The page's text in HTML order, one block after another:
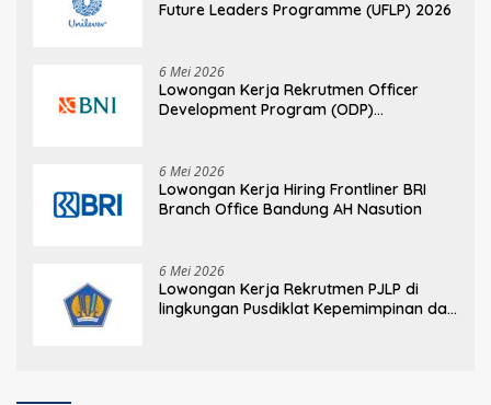
Future Leaders Programme (UFLP) 2026
6 Mei 2026
Lowongan Kerja Rekrutmen Officer
Development Program (ODP)
6 Mei 2026
Lowongan Kerja Hiring Frontliner BRI
Branch Office Bandung AH Nasution
6 Mei 2026
Lowongan Kerja Rekrutmen PJLP di
lingkungan Pusdiklat Kepemimpinan dan